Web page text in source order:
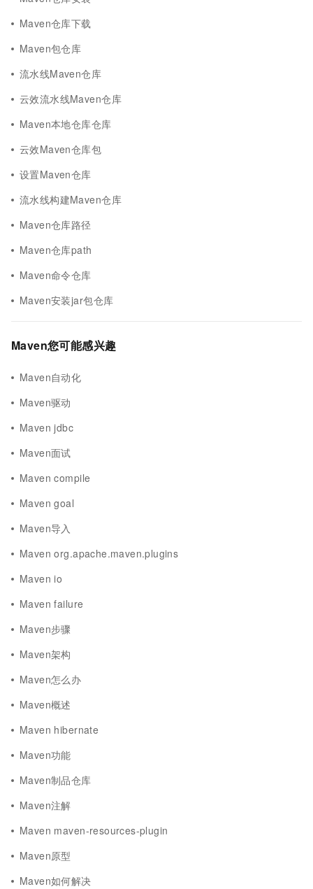
Maven仓库下载
Maven包仓库
流水线Maven仓库
云效流水线Maven仓库
Maven本地仓库仓库
云效Maven仓库包
设置Maven仓库
流水线构建Maven仓库
Maven仓库路径
Maven仓库path
Maven命令仓库
Maven安装jar包仓库
Maven您可能感兴趣
Maven自动化
Maven驱动
Maven jdbc
Maven面试
Maven compile
Maven goal
Maven导入
Maven org.apache.maven.plugins
Maven io
Maven failure
Maven步骤
Maven架构
Maven怎么办
Maven概述
Maven hibernate
Maven功能
Maven制品仓库
Maven注解
Maven maven-resources-plugin
Maven原型
Maven如何解决